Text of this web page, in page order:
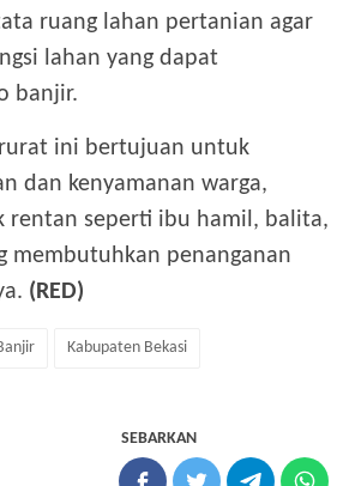
ruang lahan pertanian agar
lahan yang dapat
banjir.
ini bertujuan untuk
dan kenyamanan warga,
rentan seperti ibu hamil, balita,
membutuhkan penanganan
(RED)
Kabupaten Bekasi
SEBARKAN